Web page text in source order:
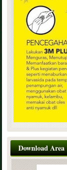
Download Area